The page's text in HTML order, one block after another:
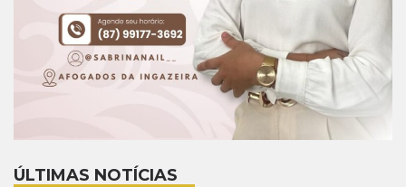
ÚLTIMAS NOTÍCIAS